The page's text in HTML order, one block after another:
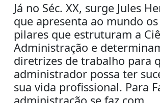
Já no Séc. XX, surge Jules
que apresenta ao mundo
pilares que estruturam a
Administração e
diretrizes de trabalho para
administrador possa ter
sua vida profissional. Para